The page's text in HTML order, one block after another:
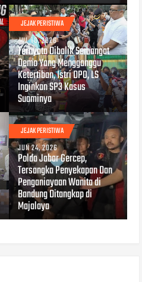
JEJAK PERISTIWA
JUL 16, 2026
Ternyata Dibalik Semangat
Demo Yang Mengganggu
Ketertiban, Istri DPO, LS
Inginkan SP3 Kasus
Suaminya
JEJAK PERISTIWA
JUN 24, 2026
Polda Jabar Gercep,
Tersangka Penyekapan Dan
Penganiayaan Wanita di
Bandung Ditangkap di
Majalaya